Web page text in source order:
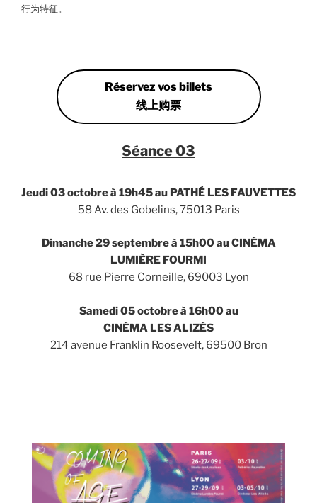
行为特征。
Réservez vos billets
线上购票
Séance 03
Jeudi 03 octobre à 19h45 au PATH É LES FAUVETTES
58 Av. des Gobelins, 75013 Paris
Dimanche 29 septembre à 15h00 auCINÉMA
LUMIÈRE FOURMI
68 rue Pierre Corneille, 69003 Lyon
Samedi 05 octobre à 16h00au
CINÉMA LES ALIZÉS
214 avenue Franklin Roosevelt, 69500 Bron